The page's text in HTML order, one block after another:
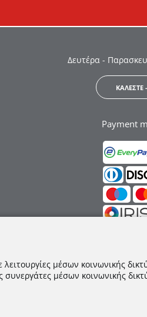
Δευτέρα -
ΚΑΛΕΣΤΕ
Payment
μέσων κοινωνικής
μέσων κοινωνικής